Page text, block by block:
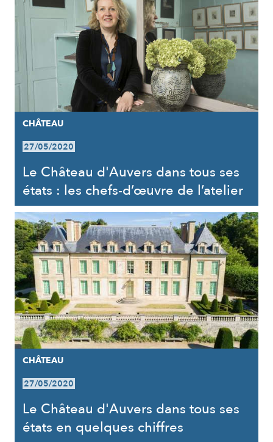
CHÂTEAU
27/05/2020
Le Château d'Auvers dans tous ses
états : les chefs-d’œuvre de l’atelier
CHÂTEAU
27/05/2020
Le Château d'Auvers dans tous ses
états en quelques chiffres